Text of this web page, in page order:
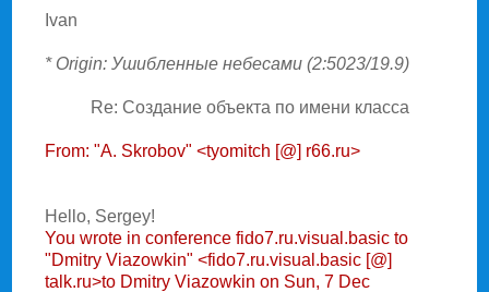
Ivan
* Origin: Ушибленные небесами (2:5023/19.9)
Re: Создание объекта по имени класса
From: "A. Skrobov" <tyomitch [@] r66.ru>
Hello, Sergey!
You wrote in conference fido7.ru.visual.basic to
"Dmitry Viazowkin" <fido7.ru.visual.basic [@]
talk.ru>to Dmitry Viazowkin on Sun, 7 Dec